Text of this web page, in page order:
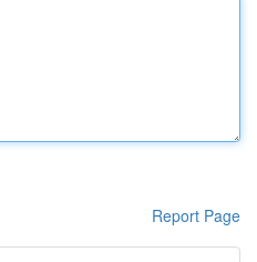
Report Page